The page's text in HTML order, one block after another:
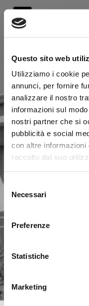
Questo sito web
Utilizziamo i cookie
annunci, per fornire
analizzare il nostro
informazioni sul
nostri partner che si
pubblicità e social
con altre informazioni
raccolto dal suo
Selezione
delNecessari
Preferenze
Statistiche
Marketing
PI-2
VILLA